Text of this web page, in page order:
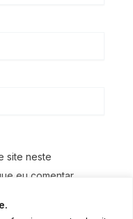
site neste
eu comentar.